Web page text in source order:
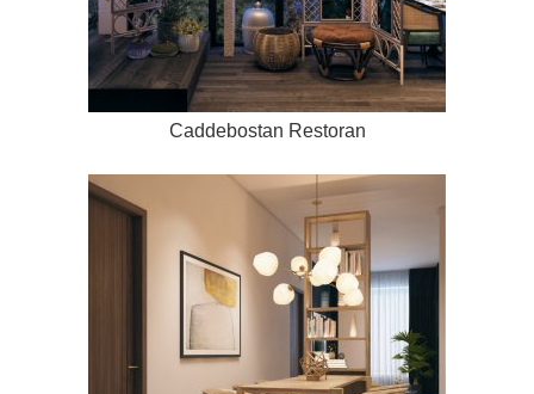
Caddebostan Restoran